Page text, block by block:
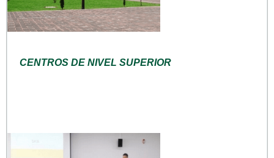
CENTROS DE NIVEL SUPERIOR